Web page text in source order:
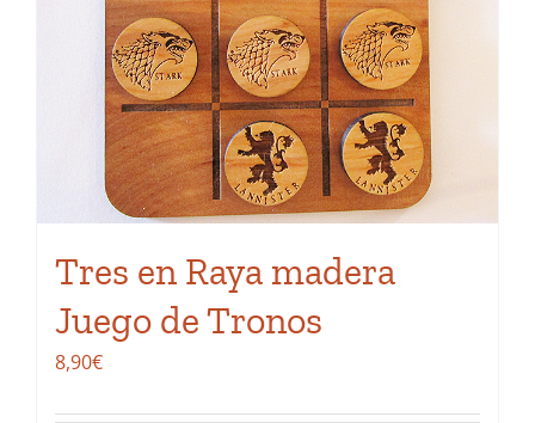
Tres en Raya madera
Juego de Tronos
8,90€